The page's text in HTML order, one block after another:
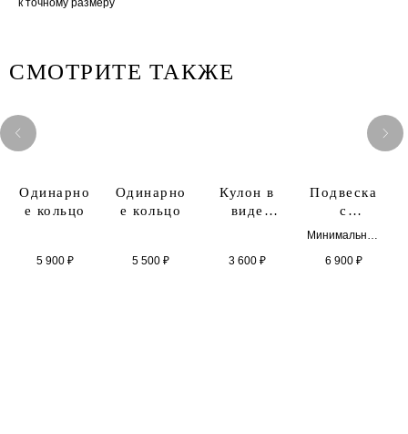
к точному размеру
СМОТРИТЕ ТАКЖЕ
Одинарно
е кольцо
5 900 ₽
Одинарно
е кольцо
5 500 ₽
Кулон в
виде
3 600 ₽
Подвеска
с
надписью
Минимальная
учётом
6 900 ₽